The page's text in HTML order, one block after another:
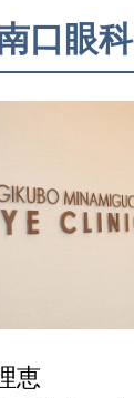
口眼科
恵